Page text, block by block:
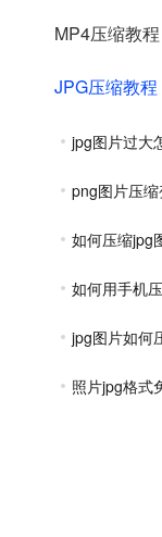
MP4压缩教程
JPG压缩教程
jpg图片过大
png图片压
如何压缩jpg
如何用手机
jpg图片如何
照片jpg格式